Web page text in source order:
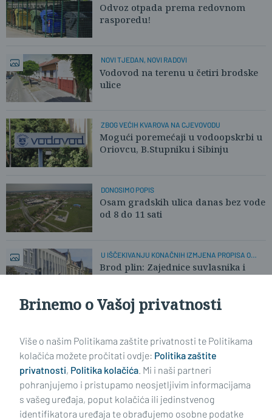
Odvoz otpada prema redovnom
rasporedu!
NOVI TJEDAN, NOVI RADOVI
Vodovod na terenu u četiri brodske
ulice
ZBOG VEĆIH KVAROVA NA CJEVOVODU
Mogući poremećaji u vodoopskrbi u
Oriovcu, B.Stupniku i Sibinju
DONOSIMO POPIS
Osam gradskih ulica danas bez vode
od 8 do 11 sati
U IŠČEKIVANJU KONAČNIH IZMJENA PROPISA O
GRIJANJU
Brod plin: Zajednice suvlasnika i
Brinemo o Vašoj privatnosti
Više o našim Politikama zaštite privatnosti te Politikama
kolačića možete pročitati ovdje: Politika zaštite
privatnosti, Politika kolačića. Mi i naši partneri
pohranjujemo i pristupamo neosjetljivim informacijama
s vašeg uređaja, poput kolačića ili jedinstvenog
identifikatora uređaja te obrađujemo osobne podatke